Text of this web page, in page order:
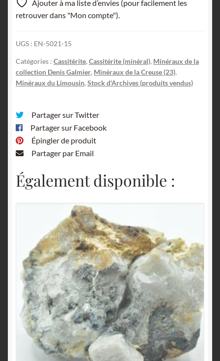
Ajouter à ma liste d’envies (pour facilement les
retrouver dans "Mon compte").
UGS : EN-5021-15
Catégories : Cassitérite, Cassitérite (minéral), Minéraux de la
collection Denis Galmier, Minéraux de la Creuse (23),
Minéraux du Limousin, Stock d'Archives (produits vendus)
Partager sur Twitter
Partager sur Facebook
Épingler de produit
Partager par Email
Également disponible :